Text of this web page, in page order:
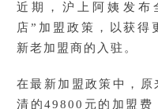
近期，沪上阿姨发布
店”加盟政策，以获得
新老加盟商的入驻。
在最新加盟政策中，原
清的49800元的加盟费